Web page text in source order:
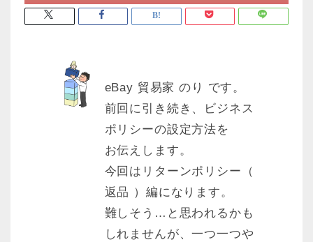
eBay 貿易家 のり です。
前回に引き続き、ビジネス
ポリシーの設定方法を
お伝えします。
今回はリターンポリシー（
返品 ）編になります。
難しそう…と思われるかも
しれませんが、一つ一つや